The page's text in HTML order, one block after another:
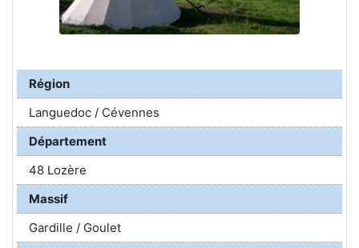
Région
Languedoc / Cévennes
Département
48 Lozère
Massif
Gardille / Goulet